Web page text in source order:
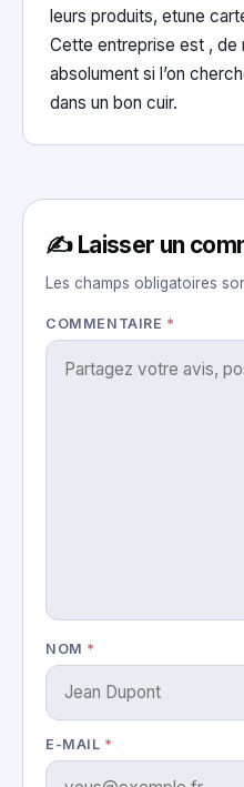
leurs produits, etune
Cette entreprise est ,
absolument si l’on
dans un bon cuir.
✍️ Laisser un
Les champs obligatoires
COMMENTAIRE *
NOM *
E-MAIL *